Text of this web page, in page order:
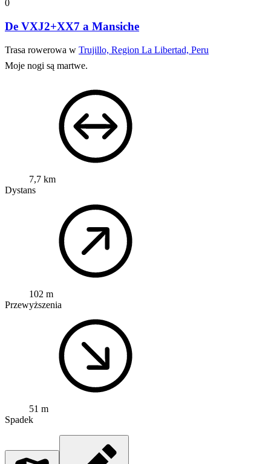
0
De VXJ2+XX7 a Mansiche
Trasa rowerowa w Trujillo, Region La Libertad, Peru
Moje nogi są martwe.
7,7 km
Dystans
102 m
Przewyższenia
51 m
Spadek